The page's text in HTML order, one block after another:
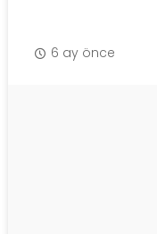
6 ay önce